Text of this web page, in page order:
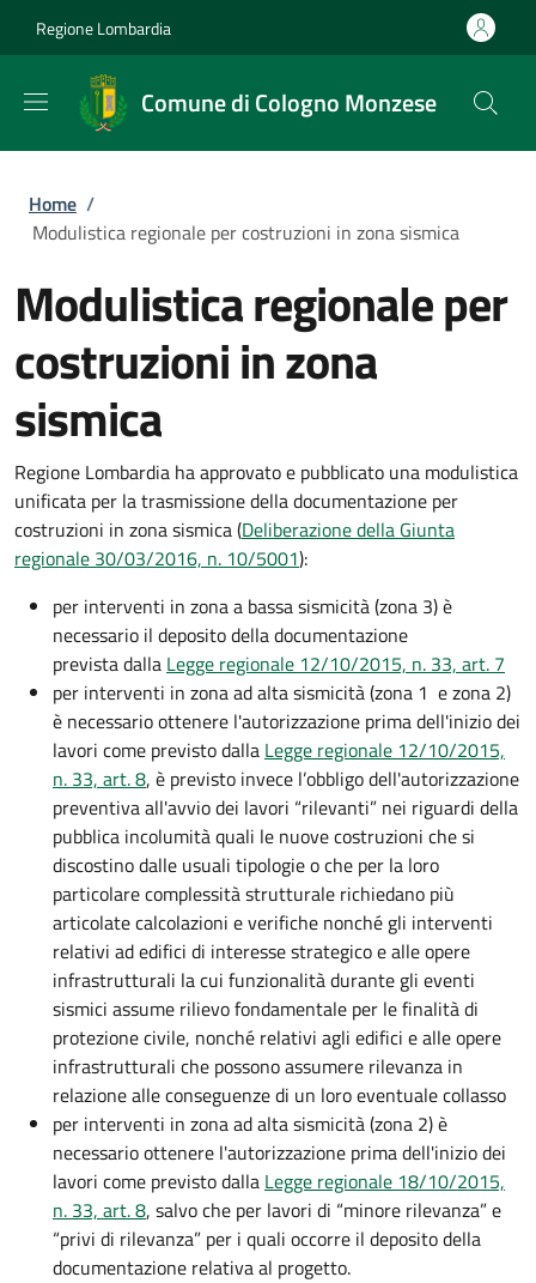
Regione Lombardia
Comune di Cologno Monzese
Briciole di pane
Home /
Modulistica regionale per costruzioni in zona sismica
Modulistica regionale per
costruzioni in zona
sismica
Regione Lombardia ha approvato e pubblicato una modulistica
unificata per la trasmissione della documentazione per
costruzioni in zona sismica(Deliberazione della Giunta
regionale 30/03/2016, n. 10/5001):
per interventi in zona a bassa sismicità (zona 3) è
necessario il deposito della documentazione
prevista dalla Legge regionale 12/10/2015, n. 33, art. 7
per interventi in zona ad alta sismicità (zona 1 e zona 2)
è necessario ottenere l'autorizzazione prima dell'inizio dei
lavori come previsto dalla Legge regionale 12/10/2015,
n. 33, art. 8, è previsto invece l’obbligo dell'autorizzazione
preventiva all'avvio dei lavori “rilevanti” nei riguardi della
pubblica incolumità quali le nuove costruzioni che si
discostino dalle usuali tipologie o che per la loro
particolare complessità strutturale richiedano più
articolate calcolazioni e verifiche nonché gli interventi
relativi ad edifici di interesse strategico e alle opere
infrastrutturali la cui funzionalità durante gli eventi
sismici assume rilievo fondamentale per le finalità di
protezione civile, nonché relativi agli edifici e alle opere
infrastrutturali che possono assumere rilevanza in
relazione alle conseguenze di un loro eventuale collasso
per interventi in zona ad alta sismicità (zona 2) è
necessario ottenere l'autorizzazione prima dell'inizio dei
lavori come previsto dalla Legge regionale 18/10/2015,
n. 33, art. 8, salvo che per lavori di “minore rilevanza” e
“privi di rilevanza” per i quali occorre il deposito della
documentazione relativa al progetto.